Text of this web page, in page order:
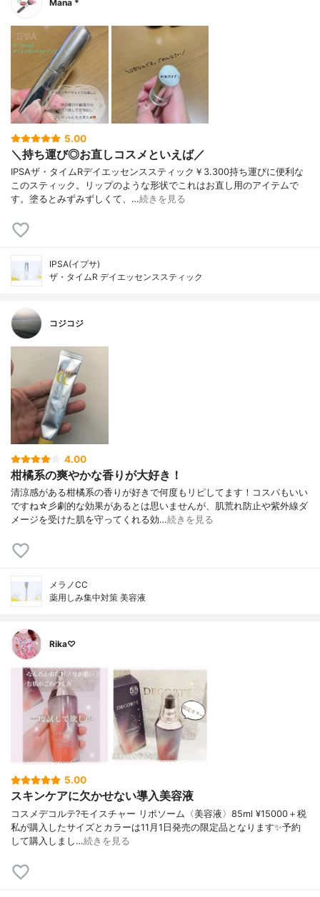
Mana *
5.00
＼持ち運び◎お直しコスメといえば／
IPSAザ・タイムRデイエッセンススティック￥3.300持ち運びに便利な
このスティック。リップのような形状でこれはお直し用のアイテムで
す。塗るとみずみずしくて、…続きを見る
IPSA(イプサ)
ザ・タイムR デイエッセンススティック
コジコジ
4.00
柑橘系の爽やかな香りが大好き！
清涼感がある柑橘系の香りが好きで何度もリピしてます！コスパもいい
ですね☆彡劇的な効果があるとは思いませんが、肌荒れ防止や紫外線ダ
メージを受けた肌を守ってくれる効…続きを見る
メラノCC
薬用しみ集中対策 美容液
Rika♡
5.00
スキンケアに欠かせない導入美容液
コスメデコルテ?モイスチャー リポソーム〈美容液〉85ml ¥15000＋税
私が購入したサイズとカラーは11月1日発売の限定品となります✨予約
して購入しまし…続きを見る